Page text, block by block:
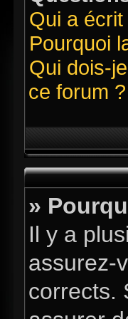
Qui a
Pourquoi
Qui dois-
ce forum ?
»
Il y a
assurez-
corrects.